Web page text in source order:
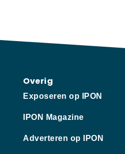
Overig
Exposeren op IPON
IPON Magazine
Adverteren op IPON